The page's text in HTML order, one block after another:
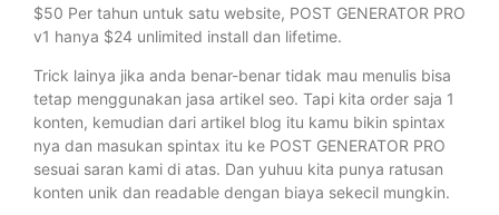
$50 Per tahun untuk satu website, POST GENERATOR PRO
v1 hanya $24 unlimited install dan lifetime.
Trick lainya jika anda benar-benar tidak mau menulis bisa
tetap menggunakan jasa artikel seo. Tapi kita order saja 1
konten, kemudian dari artikel blog itu kamu bikin spintax
nya dan masukan spintax itu ke POST GENERATOR PRO
sesuai saran kami di atas. Dan yuhuu kita punya ratusan
konten unik dan readable dengan biaya sekecil mungkin.